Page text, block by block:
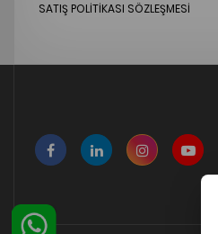
SATIŞ POLITIKASI SÖZLEŞMESI